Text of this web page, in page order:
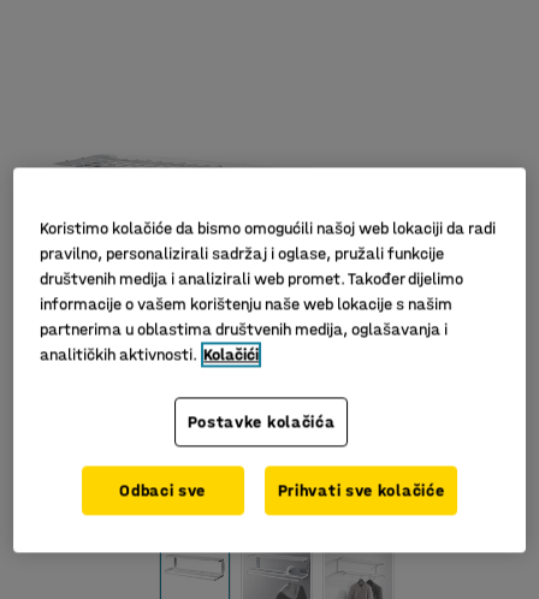
Koristimo kolačiće da bismo omogućili našoj web lokaciji da radi
pravilno, personalizirali sadržaj i oglase, pružali funkcije
društvenih medija i analizirali web promet. Također dijelimo
informacije o vašem korištenju naše web lokacije s našim
partnerima u oblastima društvenih medija, oglašavanja i
analitičkih aktivnosti. Kolačići
Postavke kolačića
Odbaci sve Prihvati sve kolačiće